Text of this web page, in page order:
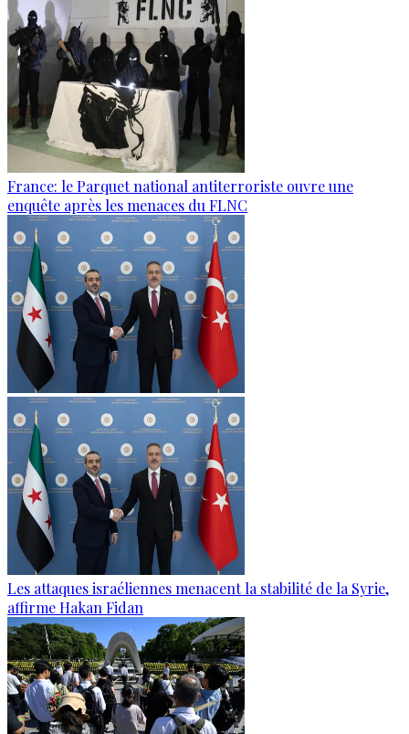
France: le Parquet national antiterroriste ouvre une
enquête après les menaces du FLNC
Les attaques israéliennes menacent la stabilité de la Syrie,
affirme Hakan Fidan